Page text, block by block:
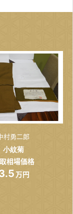
村勇二郎
小紋菊
相場価格
万円